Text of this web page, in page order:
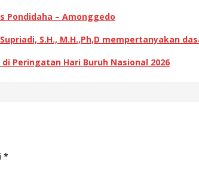
Pondidaha – Amonggedo
S.H., M.H.,Ph,D mempertanyakan
Peringatan Hari Buruh Nasional 2026
*